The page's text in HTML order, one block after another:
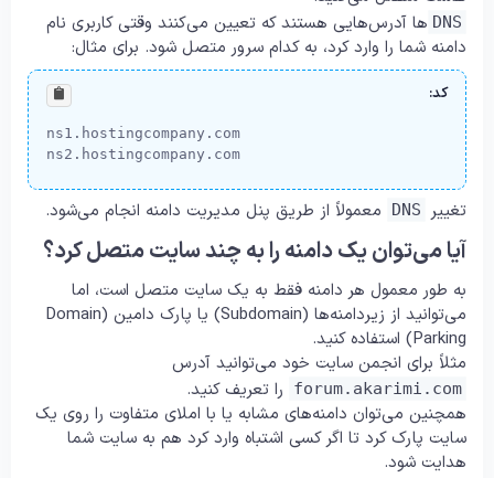
DNS ها آدرس‌هایی هستند که تعیین می‌کنند وقتی کاربری نام
دامنه شما را وارد کرد، به کدام سرور متصل شود. برای مثال:
کد:
ns1.hostingcompany.com
ns2.hostingcompany.com
تغییر DNS معمولاً از طریق پنل مدیریت دامنه انجام می‌شود.
آیا می‌توان یک دامنه را به چند سایت متصل کرد؟
به طور معمول هر دامنه فقط به یک سایت متصل است، اما
می‌توانید از زیردامنه‌ها (Subdomain) یا پارک دامین (Domain
Parking) استفاده کنید.
مثلاً برای انجمن سایت خود می‌توانید آدرس
forum.akarimi.com
را تعریف کنید.
همچنین می‌توان دامنه‌های مشابه یا با املای متفاوت را روی یک
سایت پارک کرد تا اگر کسی اشتباه وارد کرد هم به سایت شما
هدایت شود.